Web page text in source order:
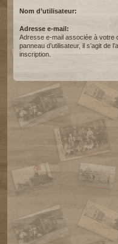
Nom d’utilisateur:
Adresse e-mail:
Adresse e-mail associée à votre
panneau d’utilisateur, il s’agit de
inscription.